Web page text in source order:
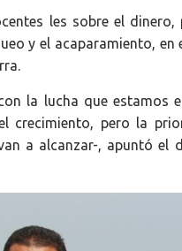
les sobre el
y el acaparamiento,
la lucha que estamos
crecimiento, pero la
a alcanzar-, apuntó el